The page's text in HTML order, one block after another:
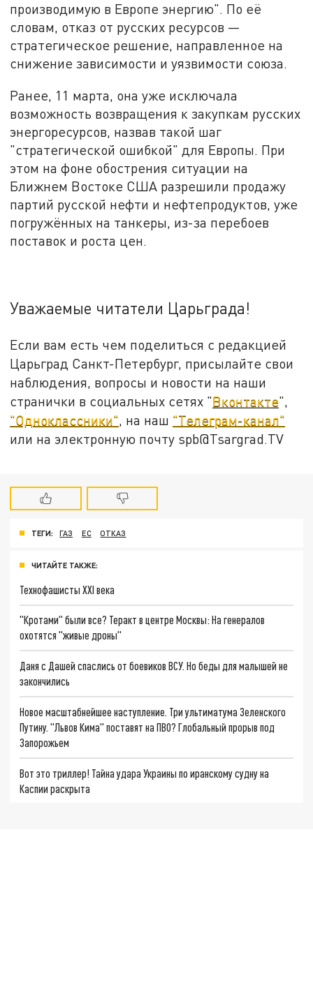
производимую в Европе энергию". По её
словам, отказ от русских ресурсов —
стратегическое решение, направленное на
снижение зависимости и уязвимости союза.
Ранее, 11 марта, она уже исключала
возможность возвращения к закупкам русских
энергоресурсов, назвав такой шаг
"стратегической ошибкой" для Европы. При
этом на фоне обострения ситуации на
Ближнем Востоке США разрешили продажу
партий русской нефти и нефтепродуктов, уже
погружённых на танкеры, из-за перебоев
поставок и роста цен.
Уважаемые читатели Царьграда!
Если вам есть чем поделиться с редакцией
Царьград Санкт-Петербург, присылайте свои
наблюдения, вопросы и новости на наши
странички в социальных сетях "Вконтакте",
"Одноклассники", на наш "Телеграм-канал"
или на электронную почту spb@Tsargrad.TV
ТЕГИ: ГАЗ ЕС ОТКАЗ
ЧИТАЙТЕ ТАКЖЕ:
Технофашисты XXI века
"Кротами" были все? Теракт в центре Москвы: На генералов
охотятся "живые дроны"
Даня с Дашей спаслись от боевиков ВСУ. Но беды для малышей не
закончились
Новое масштабнейшее наступление. Три ультиматума Зеленского
Путину. "Львов Кима" поставят на ПВО? Глобальный прорыв под
Запорожьем
Вот это триллер! Тайна удара Украины по иранскому судну на
Каспии раскрыта